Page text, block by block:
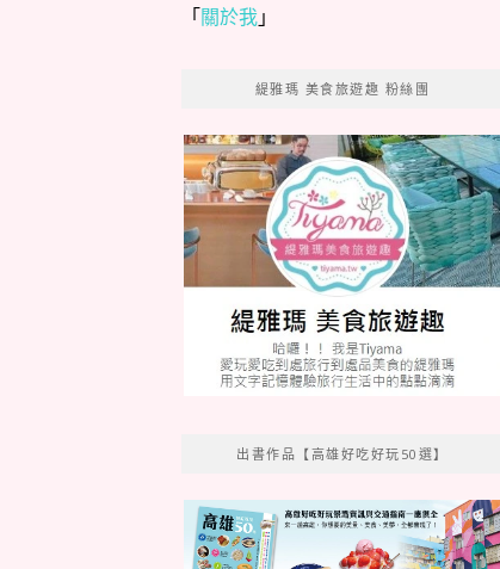
「關於我」
緹雅瑪 美食旅遊趣 粉絲團
出書作品【高雄好吃好玩50選】